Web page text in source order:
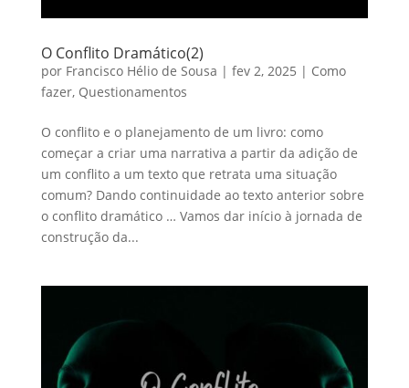
O Conflito Dramático(2)
por Francisco Hélio de Sousa | fev 2, 2025 | Como
fazer, Questionamentos
O conflito e o planejamento de um livro: como
começar a criar uma narrativa a partir da adição de
um conflito a um texto que retrata uma situação
comum? Dando continuidade ao texto anterior sobre
o conflito dramático … Vamos dar início à jornada de
construção da...